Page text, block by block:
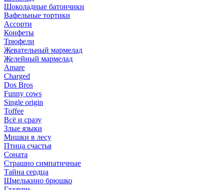
Шоколадные батончики
Вафельные тортики
Ассорти
Конфеты
Трюфели
Жевательный мармелад
Желейный мармелад
Amare
Charged
Dos Bros
Funny cows
Single origin
Toffee
Всё и сразу
Злые языки
Мишки в лесу
Птица счастья
Соната
Страшно симпатичные
Тайна сердца
Шмелькино брюшко